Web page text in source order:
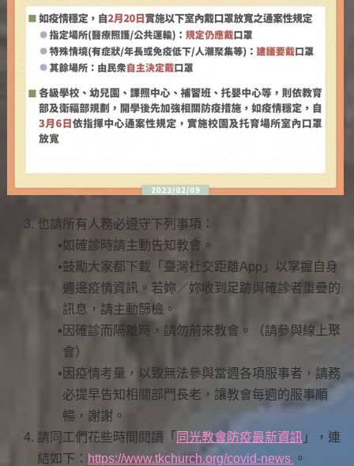
也請所有人務必遵守下列事項：
如確診時請主動告知教會。
鼓勵大家都下載「臺灣社交距離App」以掌握自身
週邊疫情資訊。若妳／妳收到足跡與確診者重疊的
訊息，請主動篩檢。
因確診而隔離時，請勿前來教會。（請參與線上聚
會）
因疫情考量，以致無法參與當週各項服事者，請務
必提早告知相關部門長老，讓教會每週的服事順
暢，謝謝。
請同工們花些時間閱讀「 同光教會防疫最新資訊 」，連
結如下： https://www.tkchurch.org/covid-news 。